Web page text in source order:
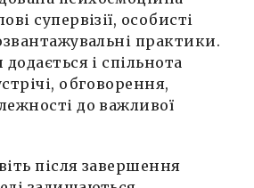
супервізії, особисті
практики.
і спільнота
обговорення,
до важливої
після завершення